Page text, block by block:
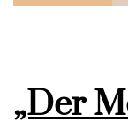
„Der